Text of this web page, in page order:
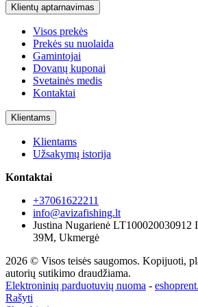
Klientų aptarnavimas
Visos prekės
Prekės su nuolaida
Gamintojai
Dovanų kuponai
Svetainės medis
Kontaktai
Klientams
Klientams
Užsakymų istorija
Kontaktai
+37061622211
info@avizafishing.lt
Justina Nugarienė LT100020030912
39M, Ukmergė
2026 © Visos teisės saugomos. Kopijuoti,
autorių sutikimo draudžiama.
Elektroninių parduotuvių nuoma -
Rašyti